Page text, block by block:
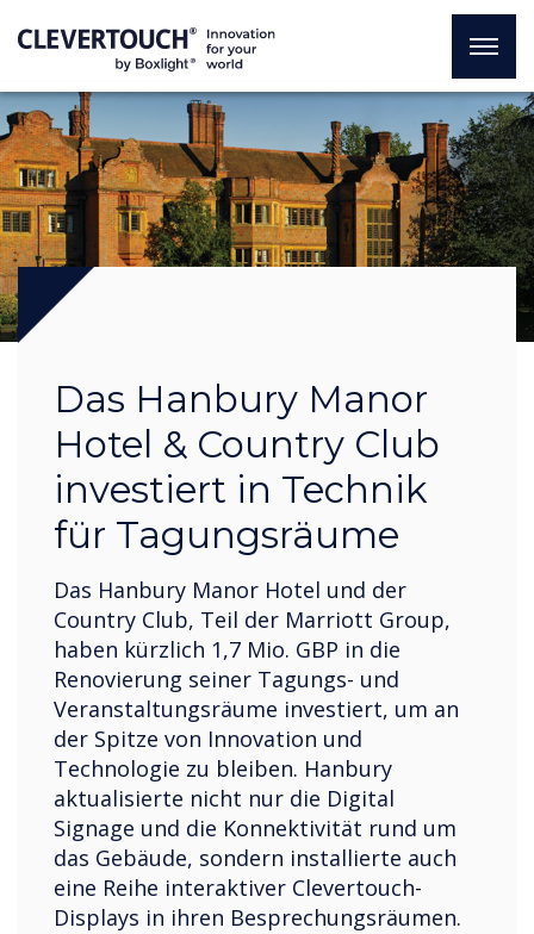
Das Hanbury Manor
Hotel & Country Club
investiert in Technik
für Tagungsräume
Das Hanbury Manor Hotel und der
Country Club, Teil der Marriott Group,
haben kürzlich 1,7 Mio. GBP in die
Renovierung seiner Tagungs- und
Veranstaltungsräume investiert, um an
der Spitze von Innovation und
Technologie zu bleiben. Hanbury
aktualisierte nicht nur die Digital
Signage und die Konnektivität rund um
das Gebäude, sondern installierte auch
eine Reihe interaktiver Clevertouch-
Displays in ihren Besprechungsräumen.